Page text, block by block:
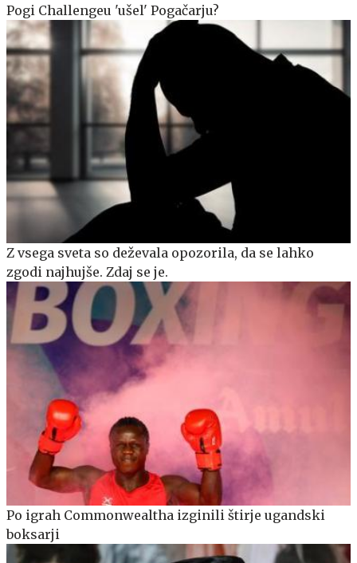
Pogi Challengeu 'ušel' Pogačarju?
Z vsega sveta so deževala opozorila, da se lahko
zgodi najhujše. Zdaj se je.
Po igrah Commonwealtha izginili štirje ugandski
boksarji